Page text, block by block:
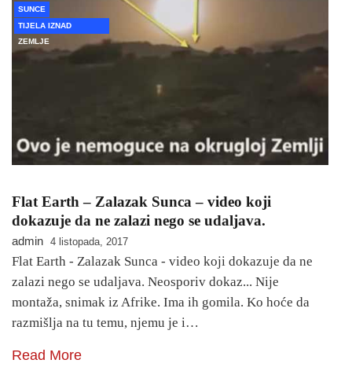
SUNCE
TIJELA IZNAD
ZEMLJE
Flat Earth – Zalazak Sunca – video koji
dokazuje da ne zalazi nego se udaljava.
admin 4 listopada, 2017
Flat Earth - Zalazak Sunca - video koji dokazuje da ne
zalazi nego se udaljava. Neosporiv dokaz... Nije
montaža, snimak iz Afrike. Ima ih gomila. Ko hoće da
razmišlja na tu temu, njemu je i…
Read More